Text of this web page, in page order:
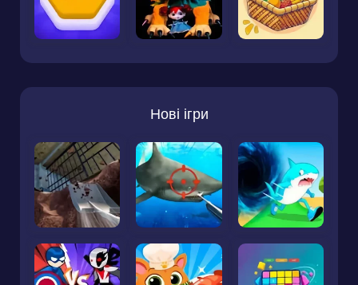
Нові ігри